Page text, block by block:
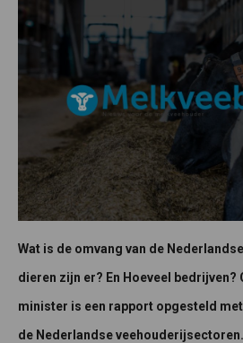
Wat is de omvang van de
dieren zijn er? En Hoeveel bedrijven?
minister is een rapport opgesteld
de Nederlandse veehouderijsectoren.